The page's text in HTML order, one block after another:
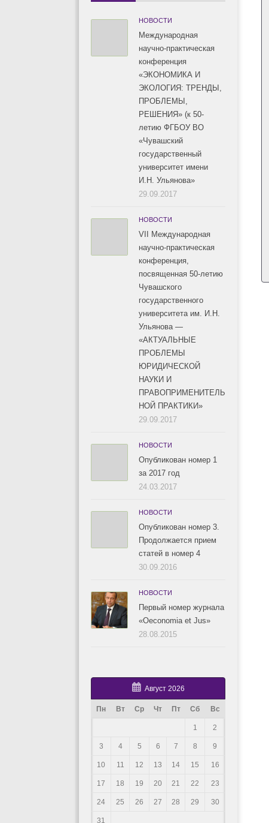
НОВОСТИ
Международная
научно-практическая
конференция
«ЭКОНОМИКА И
ЭКОЛОГИЯ: ТРЕНДЫ,
ПРОБЛЕМЫ,
РЕШЕНИЯ» (к 50-
летию ФГБОУ ВО
«Чувашский
государственный
университет имени
И.Н. Ульянова»
29.09.2017
НОВОСТИ
VII Международная
научно-практическая
конференция,
посвященная 50-летию
Чувашского
государственного
университета им. И.Н.
Ульянова —
«АКТУАЛЬНЫЕ
ПРОБЛЕМЫ
ЮРИДИЧЕСКОЙ
НАУКИ И
ПРАВОПРИМЕНИТЕЛЬ
НОЙ ПРАКТИКИ»
29.09.2017
НОВОСТИ
Опубликован номер 1
за 2017 год
24.03.2017
НОВОСТИ
Опубликован номер 3.
Продолжается прием
статей в номер 4
30.09.2016
НОВОСТИ
Первый номер журнала
«Oeconomia et Jus»
28.08.2015
Август 2026
Пн Вт Ср Чт Пт Сб Вс
1 2
3 4 5 6 7 8 9
10 11 12 13 14 15 16
17 18 19 20 21 22 23
24 25 26 27 28 29 30
31